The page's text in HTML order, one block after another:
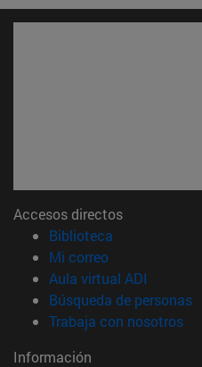
Accesos directos
Biblioteca
Mi correo(abre en
Aula virtual ADI
Búsqueda de personas
Trabaja con nosotros
Información